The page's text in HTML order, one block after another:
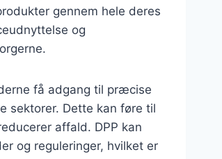
gennem hele deres
og
få adgang til præcise
sektorer. Dette kan føre til
affald. DPP kan
og reguleringer, hvilket er